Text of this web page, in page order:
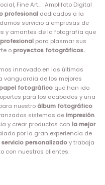
Fine Art… Amplifoto Digital
profesional dedicados a la
servicio a empresas de
y amantes de la fotografía que
para plasmar sus
oproyectos fotográficos.
innovado en las últimas
vanguardia de los mejores
fotográficoque han ido
para los acabados y una
nuestroálbum fotográfico
sistemas deimpresión
y crear productos con la mejor
por la gran experiencia de
servicio personalizadoy trabaja
con nuestros clientes.